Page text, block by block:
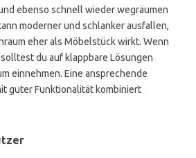
ebenso schnell wieder wegräumen
moderner und schlanker ausfallen,
eher als Möbelstück wirkt. Wenn
du auf klappbare Lösungen
einnehmen. Eine ansprechende
guter Funktionalität kombiniert